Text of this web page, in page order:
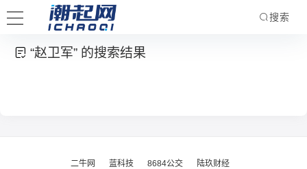
搜索
“赵卫军” 的搜索结果
二牛网 蓝科技 8684公交 陆玖财经